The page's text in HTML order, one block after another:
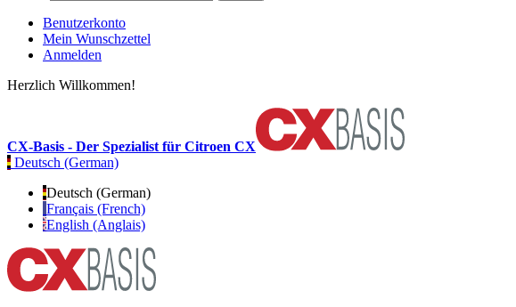
Benutzerkonto
Mein Wunschzettel
Anmelden
Herzlich Willkommen!
CX-Basis - Der Spezialist für Citroen CX
Deutsch (German)
Deutsch (German)
Français (French)
English (Anglais)